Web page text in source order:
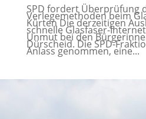
SPD fordert Überprüfung
Verlegemethoden beim
Kürten Die derzeitigen
schnelle Glasfaser-
Unmut bei den
Dürscheid. Die SPD-
Anlass genommen, eine...